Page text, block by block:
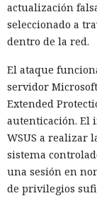
actualización
seleccionado a
dentro de la red.
El ataque
servidor
Extended
autenticación. El
WSUS a realizar
sistema
una sesión en
de privilegios